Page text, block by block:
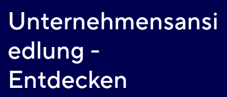
Unternehmensansi
edlung -
Entdecken